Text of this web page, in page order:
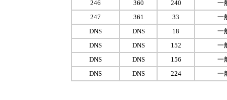
246
360 240
一
247
361 33
一
DNS
DNS 18
一
DNS
DNS 152
一
DNS
DNS 156
一
DNS
DNS 224 一